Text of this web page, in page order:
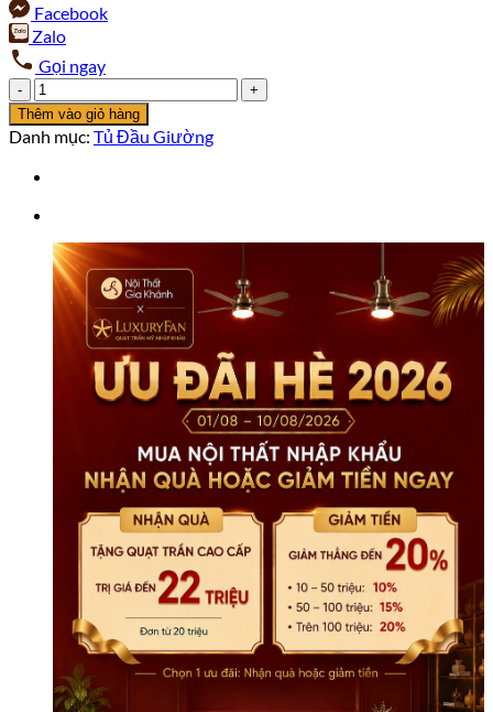
Facebook
Zalo
Gọi ngay
Tủ
Đầu
Giường
Mun
số
lượng
Thêm vào giỏ hàng
Danh mục: Tủ Đầu Giường